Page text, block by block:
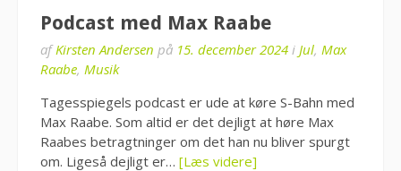
Podcast med Max Raabe
afKirsten Andersen på 15. december 2024 i Jul, Max
Raabe, Musik
Tagesspiegels podcast er ude at køre S-Bahn med
Max Raabe. Som altid er det dejligt at høre Max
Raabes betragtninger om det han nu bliver spurgt
om. Ligeså dejligt er… [Læs videre]